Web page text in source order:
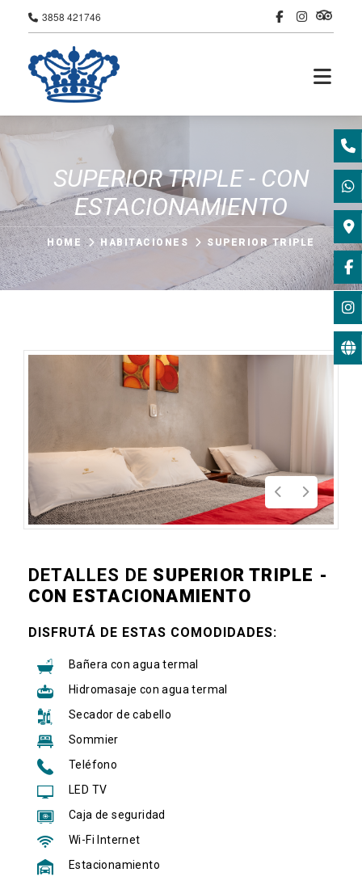
3858 421746
SUPERIOR TRIPLE - CON
ESTACIONAMIENTO
HOME HABITACIONES SUPERIOR TRIPLE
DETALLES DE SUPERIOR TRIPLE -
CON ESTACIONAMIENTO
DISFRUTÁ DE ESTAS COMODIDADES:
Bañera con agua termal
Hidromasaje con agua termal
Secador de cabello
Sommier
Teléfono
LED TV
Caja de seguridad
Wi-Fi Internet
Estacionamiento